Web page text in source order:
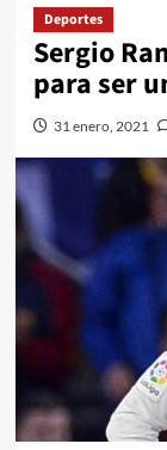
Deportes
Sergio
para ser
31 enero, 2021